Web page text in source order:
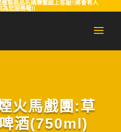
製商品名稱聯繫線上客服!!將會有人
為您服務喔!!
火馬戲團:草
酒(750ml)